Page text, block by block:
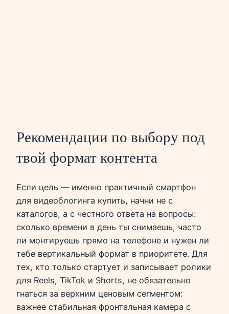
Рекомендации по выбору под
твой формат контента
Если цель — именно практичный смартфон
для видеоблогинга купить, начни не с
каталогов, а с честного ответа на вопросы:
сколько времени в день ты снимаешь, часто
ли монтируешь прямо на телефоне и нужен ли
тебе вертикальный формат в приоритете. Для
тех, кто только стартует и записывает ролики
для Reels, TikTok и Shorts, не обязательно
гнаться за верхним ценовым сегментом:
важнее стабильная фронтальная камера с